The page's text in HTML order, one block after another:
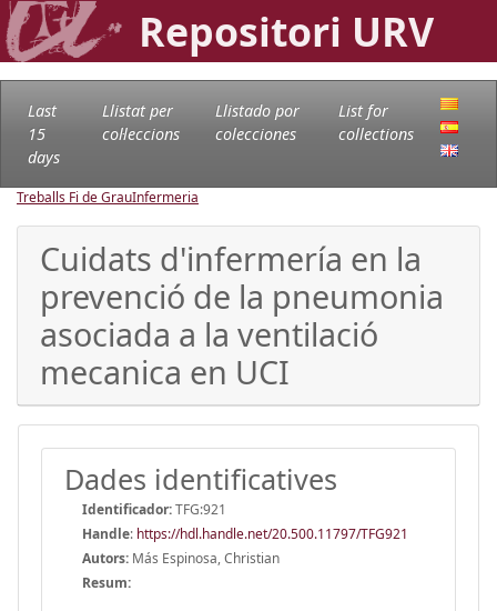
Repositori URV
Last
15
days
Llistat per
col·leccions
Llistado por
colecciones
List for
collections
Treballs Fi de GrauInfermeria
Cuidats d'infermería en la
prevenció de la pneumonia
asociada a la ventilació
mecanica en UCI
Dades identificatives
Identificador:TFG:921
Handle: https://hdl.handle.net/20.500.11797/TFG921
Autors: Más Espinosa, Christian
Resum: